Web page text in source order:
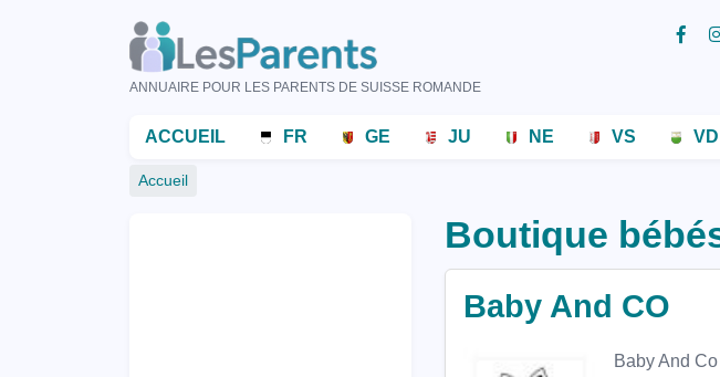
ANNUAIRE POUR LES PARENTS DE SUISSE ROMANDE
Menu
principal
ACCUEIL FR GE JU NE VS VD
Fil
Accueil
Boutique
Baby And CO
Baby And